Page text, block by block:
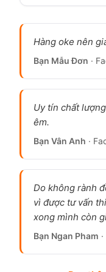
iPhone 11 Pro Max
tem
iPhone 11 Pro
không?
Đáng mua nếu
ngân sách thấp
tính năng mới.
RAM, lướt mạng,
mượt ở năm
năm sử dụng: pin
75% nếu chưa
tố quyết định giá
Hàng oke nên
Bạn Mẫu Đơn ·
Uy tín chất
êm.
Bạn Vân Anh ·
Do không rành
vì được tư vấn
xong mình còn
Bạn Ngan Pham